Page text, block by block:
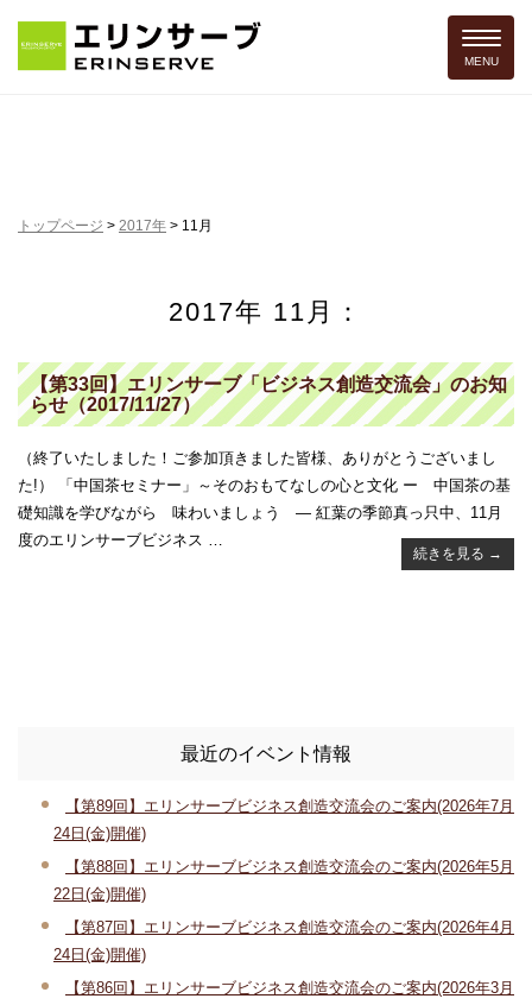
Toggle
MENU
トップページ > 2017年 > 11月
2017年 11月：
【第33回】エリンサーブ「ビジネス創造交流会」のお知
らせ（2017/11/27）
（終了いたしました！ご参加頂きました皆様、ありがとうございまし
た!） 「中国茶セミナー」～そのおもてなしの心と文化 ー 中国茶の基
礎知識を学びながら 味わいましょう ― 紅葉の季節真っ只中、11月
度のエリンサーブビジネス …
続きを見る →
最近のイベント情報
【第89回】エリンサーブビジネス創造交流会のご案内(2026年7月
24日(金)開催)
【第88回】エリンサーブビジネス創造交流会のご案内(2026年5月
22日(金)開催)
【第87回】エリンサーブビジネス創造交流会のご案内(2026年4月
24日(金)開催)
【第86回】エリンサーブビジネス創造交流会のご案内(2026年3月